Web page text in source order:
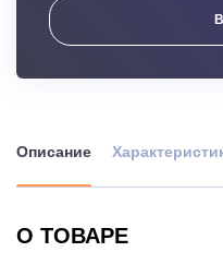
Описание
О ТОВАРЕ